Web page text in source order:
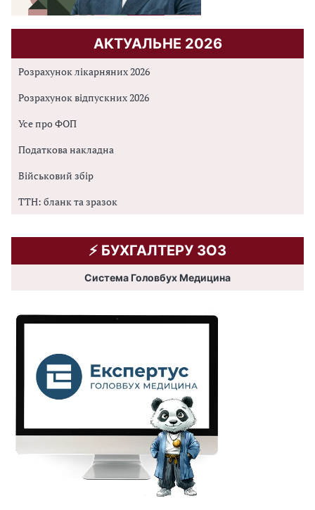
АКТУАЛЬНЕ 2026
Розрахунок лікарняних 2026
Розрахунок відпускних 2026
Усе про ФОП
Податкова накладна
Військовий збір
ТТН: бланк та зразок
⚡️ БУХГАЛТЕРУ ЗОЗ
Система Головбух Медицина